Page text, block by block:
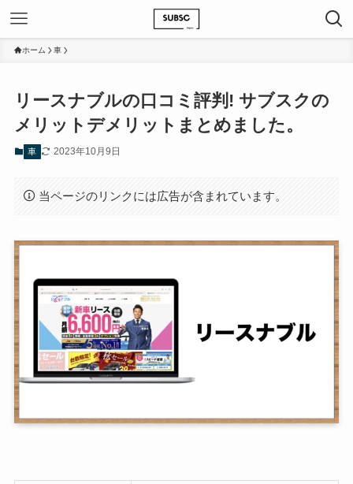
ホーム 車
リースナブルの口コミ評判! サブスクの
メリットデメリットまとめました。
車 2023年10月9日
当ページのリンクには広告が含まれています。